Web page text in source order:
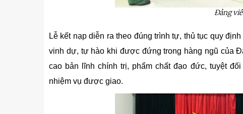
Đảng
Lễ kết nạp diễn ra theo đúng trình tự, thủ tục quy
vinh dự, tự hào khi được đứng trong hàng ngũ của
cao bản lĩnh chính trị, phẩm chất đạo đức, tuyệt
nhiệm vụ được giao.